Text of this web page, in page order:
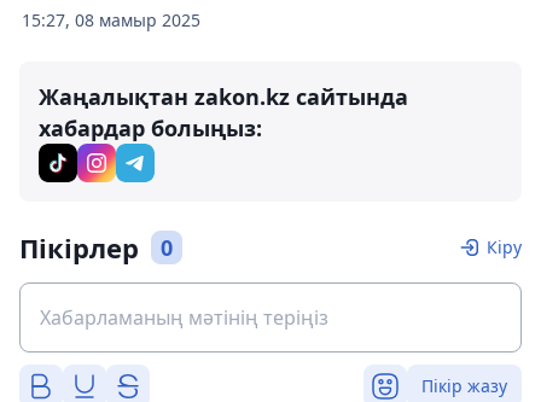
15:27, 08 мамыр 2025
Жаңалықтан zakon.kz сайтында
хабардар болыңыз:
Пікірлер 0 Кіру
Пікір жазу